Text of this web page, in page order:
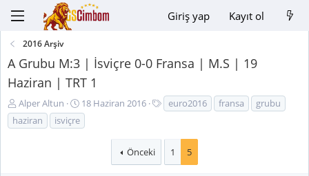
Giriş yap Kayıt ol
2016 Arşiv
A Grubu M:3 | İsviçre 0-0 Fransa | M.S | 19
Haziran | TRT 1
K
o
n
Alper Altun
B
a
ş
18 Haziran 2016
t
k
euro2016 fransa
grubu
haziran
isviçre
Önceki 1 5